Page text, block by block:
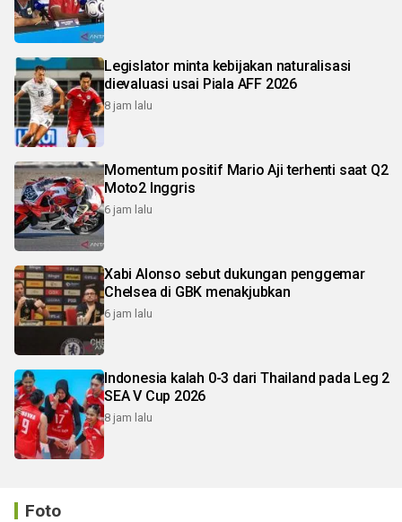
Legislator minta kebijakan naturalisasi
dievaluasi usai Piala AFF 2026
8 jam lalu
Momentum positif Mario Aji terhenti saat Q2
Moto2 Inggris
6 jam lalu
Xabi Alonso sebut dukungan penggemar
Chelsea di GBK menakjubkan
6 jam lalu
Indonesia kalah 0-3 dari Thailand pada Leg 2
SEA V Cup 2026
8 jam lalu
Foto